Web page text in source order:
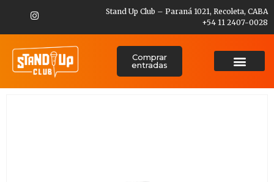
Stand Up Club – Paraná 1021, Recoleta, CABA
+54 11 2407-0028
Comprar
entradas